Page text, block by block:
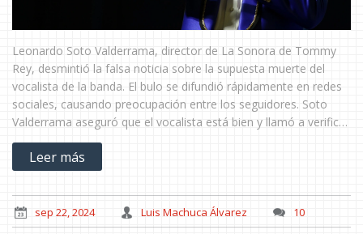
Leonardo Soto Valderrama, director de La Sonora de Tommy
Rey, desmintió la falsa noticia sobre la supuesta muerte del
vocalista de la banda. El bulo se difundió rápidamente en redes
sociales, causando preocupación entre los seguidores. Soto
Valderrama aseguró que el vocalista está bien y llamó a verificar
la información antes de compartirla.
Leer más
sep 22, 2024 Luis Machuca Álvarez 10